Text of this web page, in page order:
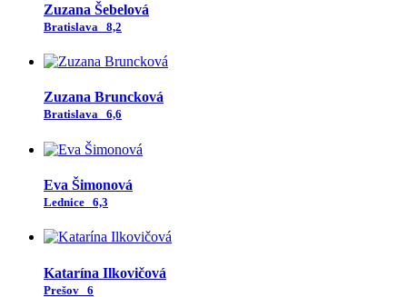
Zuzana Šebelová
Bratislava 8,2
Zuzana Bruncková
Bratislava 6,6
Eva Šimonová
Lednice 6,3
Katarína Ilkovičová
Prešov 6